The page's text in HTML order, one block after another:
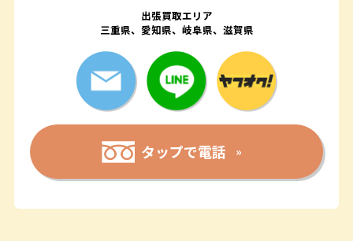
出張買取エリア
三重県、愛知県、岐阜県、滋賀県
タップで電話